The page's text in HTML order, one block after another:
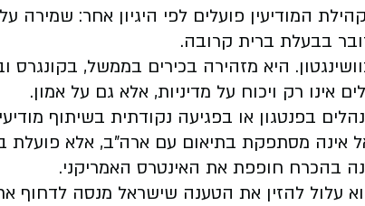
המודיעין פועלים לפי היגיון אחר:
בבעלת ברית קרובה.
היא מזהירה בכירים בממשל, בקונגרס
אינו רק ויכוח על מדיניות, אלא גם על אמון.
בפנטגון או בפגיעה נקודתית בשיתוף
אינה מסתפקת בתיאום עם ארה"ב, אלא
בהכרח חופפת את האינטרס האמריקני.
עלול להזין את הטענה שישראל מנסה לדחוף את